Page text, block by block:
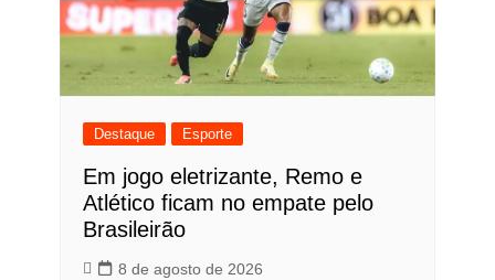
Destaque Esporte
Em jogo eletrizante, Remo e
Atlético ficam no empate pelo
Brasileirão
8 de agosto de 2026